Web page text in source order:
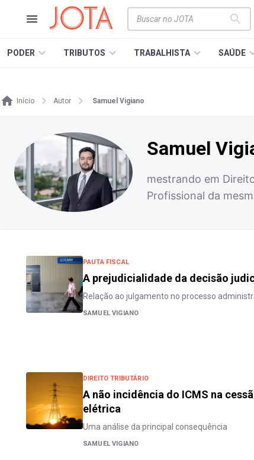
PODER TRIBUTOS TRABALHISTA SAÚDE
Início Autor Samuel Vigiano
Samuel
mestrando em
Profissional da
PAUTA FISCAL
A prejudicialidade da decisão
Relação ao julgamento no processo
SAMUEL VIGIANO
DIREITO TRIBUTÁRIO
A não incidência do ICMS na
elétrica
Uma análise da principal consequência
SAMUEL VIGIANO